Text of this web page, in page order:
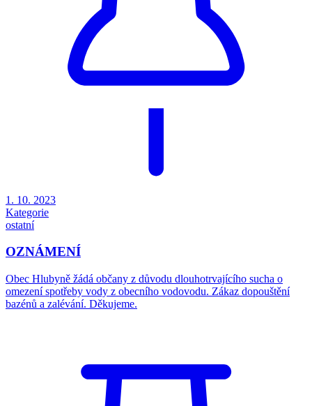
1. 10. 2023
Kategorie
ostatní
OZNÁMENÍ
Obec Hlubyně žádá občany z důvodu dlouhotrvajícího sucha o
omezení spotřeby vody z obecního vodovodu. Zákaz dopouštění
bazénů a zalévání. Děkujeme.